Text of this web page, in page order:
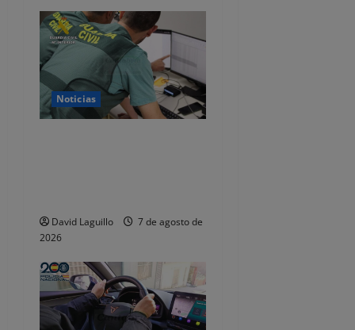
Noticias
David Laguillo
7 de agosto de
2026